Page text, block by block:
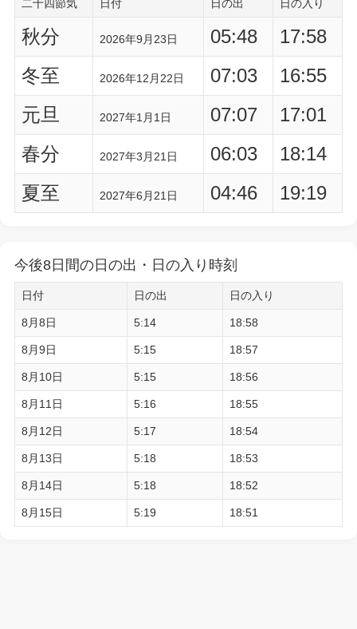
二十四節気 日付 日の出 日の入り
秋分 2026年9月23日 05:48
17:58
冬至
2026年12月22日 07:03
16:55
元旦
2027年1月1日 07:07
17:01
春分
2027年3月21日 06:03
18:14
夏至
2027年6月21日 04:46 19:19
今後8日間の日の出・日の入り時刻
日付 日の出 日の入り
8月8日 5:14 18:58
8月9日 5:15 18:57
8月10日 5:15 18:56
8月11日 5:16 18:55
8月12日 5:17 18:54
8月13日 5:18 18:53
8月14日 5:18 18:52
8月15日 5:19 18:51